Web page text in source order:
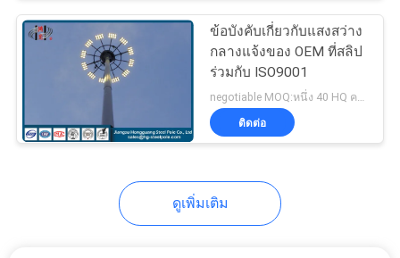
นโยบาย
ส่วน
เสาไฟฟ้าเหล็ก
เสาไฟถนน
ข้อบังคับเกี่ยวกับแสงสว่าง
กลางแจ้งของ OEM ที่สลิป
ร่วมกับ ISO9001
negotiable MOQ:หนึ่ง 40 HQ คอนเทนเนอร์
ติดต่อ
ดูเพิ่มเติม